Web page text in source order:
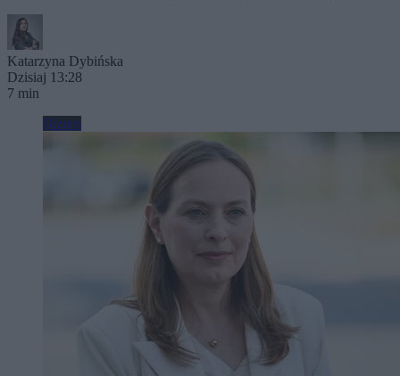
Katarzyna Dybińska
Dzisiaj 13:28
7 min
Biznes